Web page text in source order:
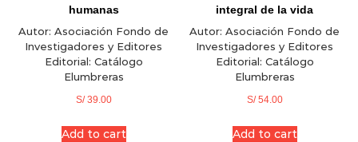
humanas
Autor: Asociación Fondo de
Investigadores y Editores
Editorial: Catálogo
Elumbreras
S/39.00
Add to cart
integral de la vida
Autor: Asociación Fondo de
Investigadores y Editores
Editorial: Catálogo
Elumbreras
S/54.00
Add to cart